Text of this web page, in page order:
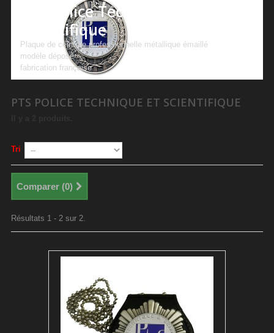
PTS Police Technique et
Scientifique
Plaque de ceinture professionnelle métallique émaillé
modèle déposé
fabrication française
PTS POLICE TECHNIQUE ET SCIENTIFIQUE
Tri
Comparer (0)
Résultats 1 - 2 sur 2.